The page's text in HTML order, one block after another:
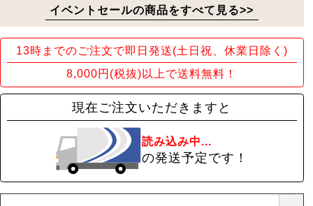
イベントセールの商品をすべて見る>>
13時までのご注文で即日発送(土日祝、休業日除く)
8,000円(税抜)以上で送料無料！
現在ご注文いただきますと
読み込み中...
の発送予定です！